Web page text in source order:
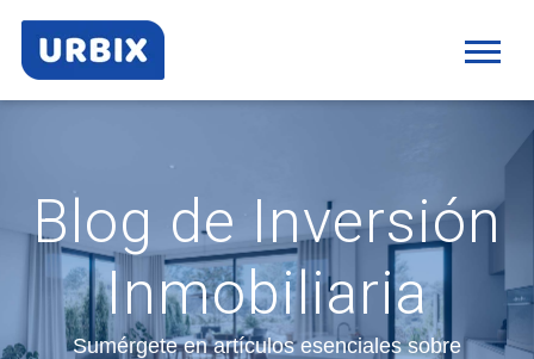
Blog de Inversión
Inmobiliaria
Sumérgete en artículos esenciales sobre